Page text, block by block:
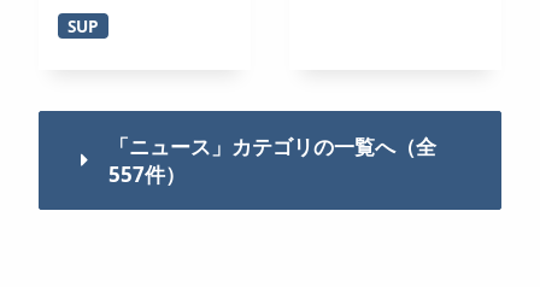
SUP
「ニュース」カテゴリの一覧へ（全
557件）